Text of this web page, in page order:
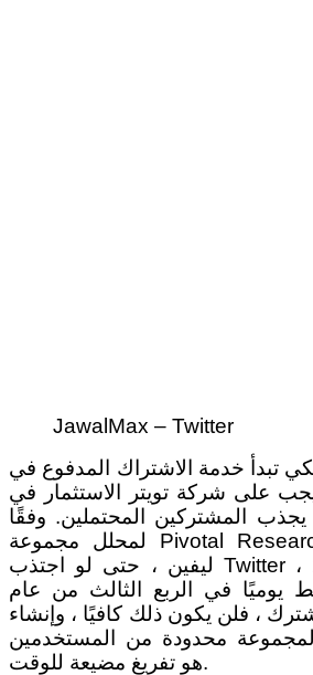
JawalMax – Twitter
تبدأ خدمة الاشتراك المدفوع في
يجب على شركة تويتر الاستثمار في
المشتركين المحتملين. وفقًا
لمحلل مجموعة Pivotal Research Group ، مايكل
ليفين ، حتى لو اجتذب Twitter ، الذي كان لديه 187
يوميًا في الربع الثالث من عام
مشترك ، فلن يكون ذلك كافيًا ، وإنشاء
لمجموعة محدودة من المستخدمين
هو تفريغ مضيعة للوقت.